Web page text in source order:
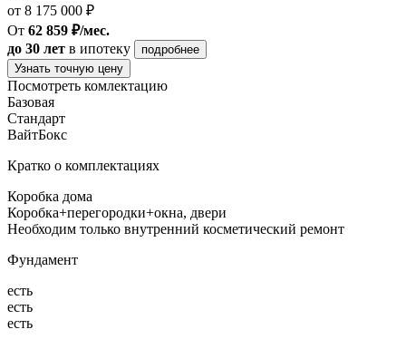
от 8 175 000 ₽
От 62 859 ₽/мес.
до 30 лет в ипотеку
подробнее
Узнать точную цену
Посмотреть комлектацию
Базовая
Стандарт
ВайтБокс
Кратко о комплектациях
Коробка дома
Коробка+перегородки+окна, двери
Необходим только внутренний косметический ремонт
Фундамент
есть
есть
есть